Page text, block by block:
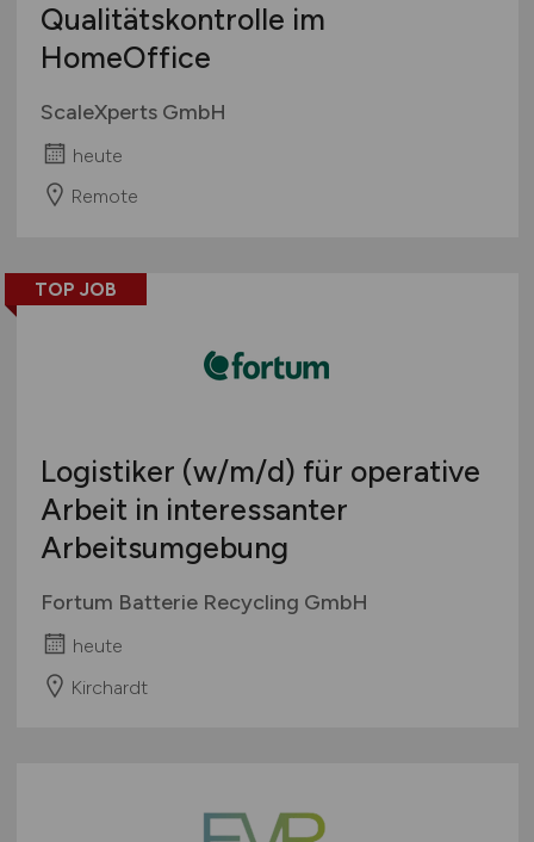
Qualitätskontrolle im
HomeOffice
ScaleXperts GmbH
heute
Remote
TOP JOB
Logistiker (w/m/d) für operative
Arbeit in interessanter
Arbeitsumgebung
Fortum Batterie Recycling GmbH
heute
Kirchardt